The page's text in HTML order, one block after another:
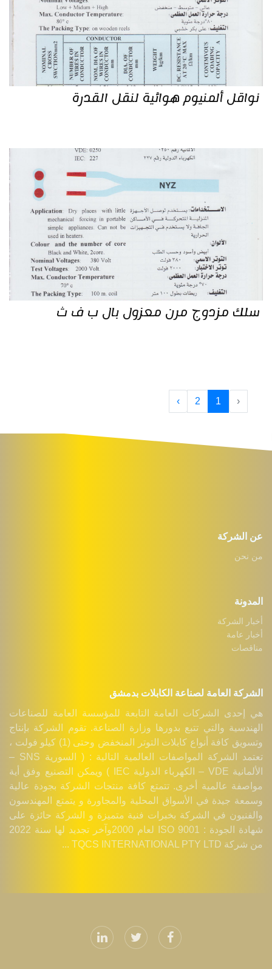
نواقل ألمنيوم هوائية لنقل القدرة
سلك مزدوج مرن معزول بال ب ف ث
‹
1
2
›
عن الشركة
من نحن
المدونة
أخبار الشركة
أخبار عامة
مناقصات
الشركة العامة لصناعة الكابلات بدمشق
هي إحدى الشركات العامة التابعة للمؤسسة العامة للصناعات
الهندسية والتي تتبع بدورها وزارة الصناعة. تقوم الشركة بإنتاج
وتسويق كافة أنواع كابلات التوتر المنخفض وحتى (1) كيلو فولت ،
تعتمد الشركة المواصفات العالمية التالية : ( السورية SNS –
الألمانية VDE – الكهرباء الدولية IEC ) ويمكن التصنيع وفق أية
مواصفة عالمية أخرى. تتمتع كافة منتجات الشركة بجودة عالية
وسمعة جيدة في الأسواق المحلية والمجاورة و يتمتع المهندسون
والفنيون في الشركة بخبرات فنية متميزة و الشركة حائزة على
شهادة الجودة : ISO 9001 لعام 2000وآخر تجديد لها سنة 2022
من شركة TQCS INTERNATIONAL PTY LTD ...